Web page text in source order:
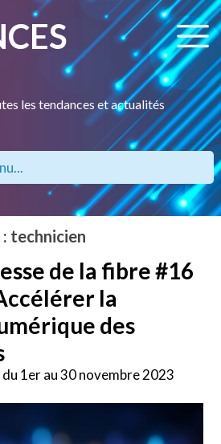
les tendances et actualités
technicien
de la fibre #16
la
des
du 1er au 30 novembre 2023